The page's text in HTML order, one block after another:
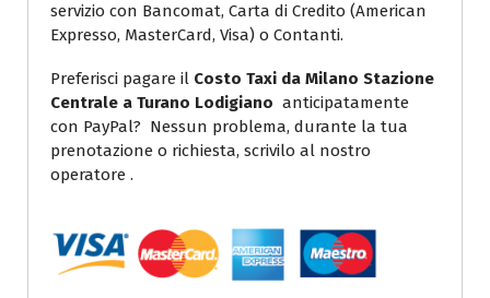
servizio con Bancomat, Carta di Credito (American
Expresso, MasterCard, Visa) o Contanti.
Preferisci pagare il Costo Taxi da Milano Stazione
Centrale a Turano Lodigiano anticipatamente
con PayPal? Nessun problema, durante la tua
prenotazione o richiesta, scrivilo al nostro
operatore .